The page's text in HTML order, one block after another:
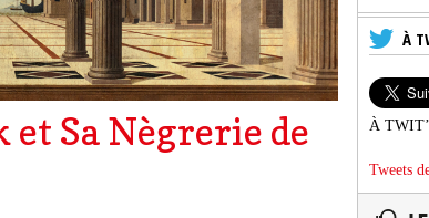
et Sa Nègrerie de
À
À
Tweets